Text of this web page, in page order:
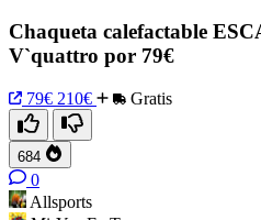
Chaqueta calefactable
V`quattro por 79€
79€ 210€ Gratis
684
0
Allsports